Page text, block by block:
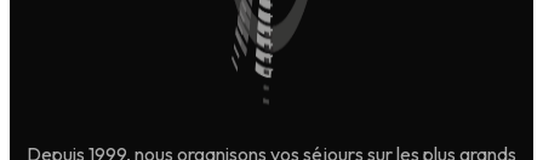
Depuis 1999, nous organisons vos séjours sur les plus grands